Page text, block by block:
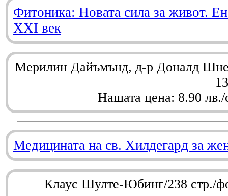
Фитоника: Новата сила за живот.
XXI век
Мерилин Дайъмънд, д-р Доналд
Нашата цена: 8.90 лв./
Медицината на св. Хилдегард за
Клаус Шулте-Юбинг/238 стр./